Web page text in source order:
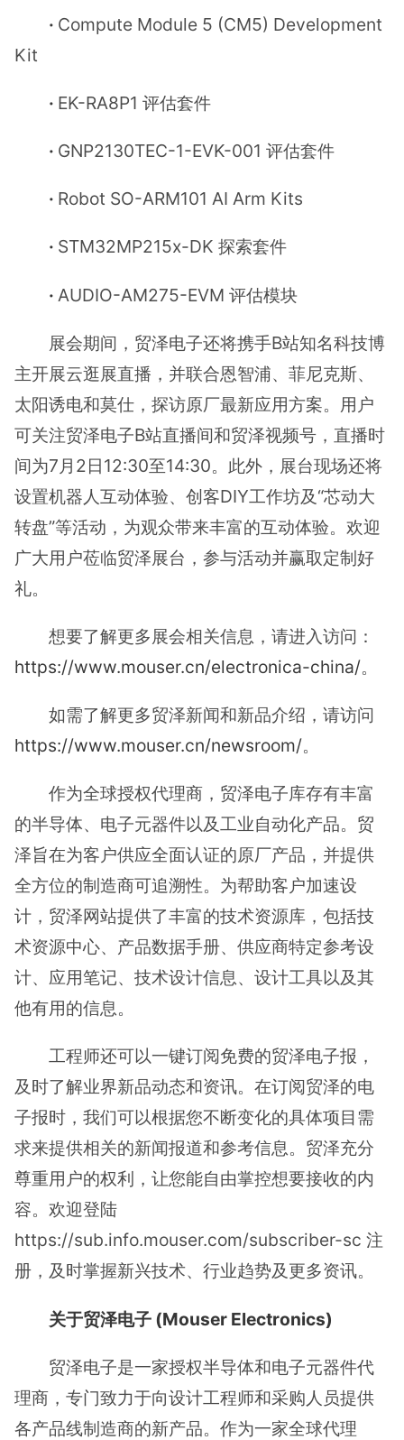
· Compute Module 5 (CM5) Development
Kit
· EK-RA8P1 评估套件
· GNP2130TEC-1-EVK-001 评估套件
· Robot SO-ARM101 AI Arm Kits
· STM32MP215x-DK 探索套件
· AUDIO-AM275-EVM 评估模块
展会期间，贸泽电子还将携手B站知名科技博
主开展云逛展直播，并联合恩智浦、菲尼克斯、
太阳诱电和莫仕，探访原厂最新应用方案。用户
可关注贸泽电子B站直播间和贸泽视频号，直播时
间为7月2日12:30至14:30。此外，展台现场还将
设置机器人互动体验、创客DIY工作坊及“芯动大
转盘”等活动，为观众带来丰富的互动体验。欢迎
广大用户莅临贸泽展台，参与活动并赢取定制好
礼。
想要了解更多展会相关信息，请进入访问：
https://www.mouser.cn/electronica-china/。
如需了解更多贸泽新闻和新品介绍，请访问
https://www.mouser.cn/newsroom/。
作为全球授权代理商，贸泽电子库存有丰富
的半导体、电子元器件以及工业自动化产品。贸
泽旨在为客户供应全面认证的原厂产品，并提供
全方位的制造商可追溯性。为帮助客户加速设
计，贸泽网站提供了丰富的技术资源库，包括技
术资源中心、产品数据手册、供应商特定参考设
计、应用笔记、技术设计信息、设计工具以及其
他有用的信息。
工程师还可以一键订阅免费的贸泽电子报，
及时了解业界新品动态和资讯。在订阅贸泽的电
子报时，我们可以根据您不断变化的具体项目需
求来提供相关的新闻报道和参考信息。贸泽充分
尊重用户的权利，让您能自由掌控想要接收的内
容。欢迎登陆
https://sub.info.mouser.com/subscriber-sc 注
册，及时掌握新兴技术、行业趋势及更多资讯。
关于贸泽电子 (Mouser Electronics)
贸泽电子是一家授权半导体和电子元器件代
理商，专门致力于向设计工程师和采购人员提供
各产品线制造商的新产品。作为一家全球代理